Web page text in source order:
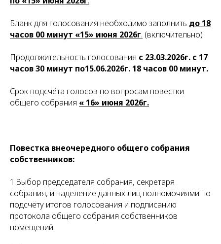
Бланк для голосования необходимо заполнить до 18
часов 00 минут «15» июня 2026г. (включительно)
Продолжительность голосования с 23.03.2026г. с 17
часов 30 минут по15.06.2026г. 18 часов 00 минут.
Срок подсчёта голосов по вопросам повестки
общего собрания « 16» июня 2026г.
Повестка внеочередного общего собрания
собственников:
1.Выбор председателя собрания, секретаря
собрания, и наделение данных лиц полномочиями по
подсчёту итогов голосования и подписанию
протокола общего собрания собственников
помещений.